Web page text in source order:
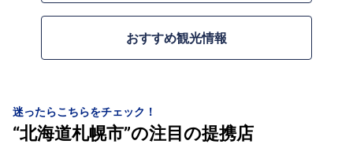
おすすめ観光情報
迷ったらこちらをチェック！
“北海道札幌市”の注目の提携店